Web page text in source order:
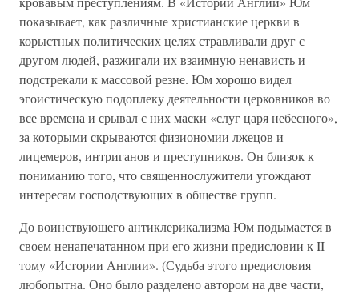
показывает, как различные христианские церкви в
корыстных политических целях стравливали друг с
другом людей, разжигали их взаимную ненависть и
подстрекали к массовой резне. Юм хорошо видел
эгоистическую подоплеку деятельности церковников во
все времена и срывал с них маски «слуг царя небесного»,
за которыми скрываются физиономии лжецов и
лицемеров, интриганов и преступников. Он близок к
пониманию того, что священнослужители угождают
интересам господствующих в обществе групп.
До воинствующего антиклерикализма Юм подымается в
своем ненапечатанном при его жизни предисловии к II
тому «Истории Англии». (Судьба этого предисловия
любопытна. Оно было разделено автором на две части,